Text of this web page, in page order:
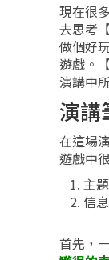
現在很
去思考
做個好
遊戲。
演講中
演講
在這場
遊戲中
主題
信息
首先，